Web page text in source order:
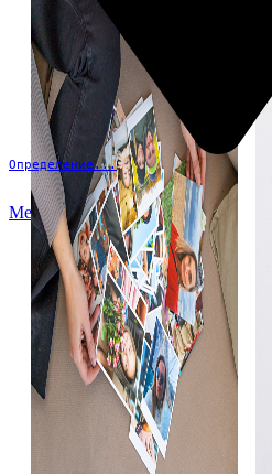
Определение...
Меню